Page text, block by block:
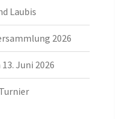
Laubis
2026
Juni 2026